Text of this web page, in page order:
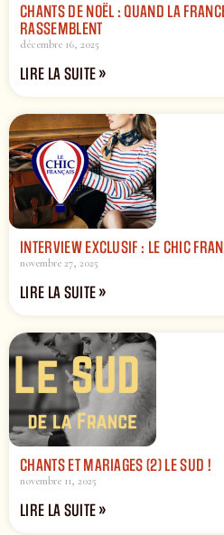
CHANTS DE NOËL : QUAND LA
RASSEMBLENT
décembre 16, 2025
LIRE LA SUITE »
INTERVIEW EXCLUSIF : LE CHIC
novembre 27, 2025
LIRE LA SUITE »
CHANTS ET MARIAGES (2) LE SUD !
novembre 11, 2025
LIRE LA SUITE »